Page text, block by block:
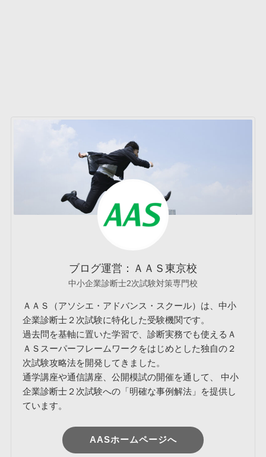
ブログ運営：ＡＡＳ東京校
中小企業診断士2次試験対策専門校
ＡＡＳ（アソシエ・アドバンス・スクール）は、中小
企業診断士２次試験に特化した受験機関です。
過去問を基軸に置いた学習で、診断実務でも使えるＡ
ＡＳスーパーフレームワークをはじめとした独自の２
次試験攻略法を開発してきました。
通学講座や通信講座、公開模試の開催を通して、 中小
企業診断士２次試験への「明確な事例解法」を提供し
ています。
AASホームページへ